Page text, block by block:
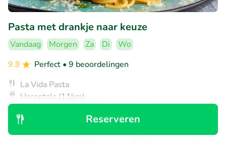
Reserveren
Pasta met drankje naar keuze
Vandaag Morgen Za Di
Wo
9.8
Perfect • 9 beoordelingen
La Vida Pasta
Herentals (11km)
Verkocht: 196